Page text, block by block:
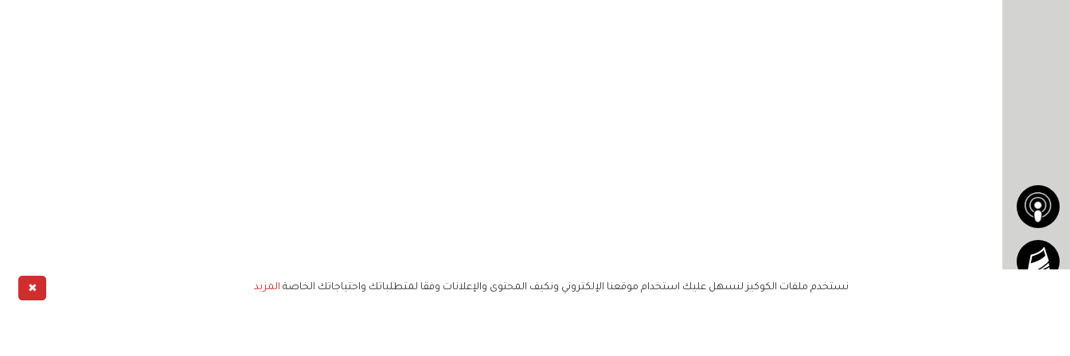
✖ نستخدم ملفات الكوكيز لنسهل عليك استخدام موقعنا الإلكتروني ونكيف المحتوى والإعلانات وفقا لمتطلباتك واحتياجاتك الخاصة المزيد